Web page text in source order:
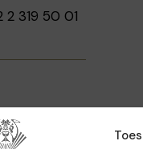
in
2 319 50 01